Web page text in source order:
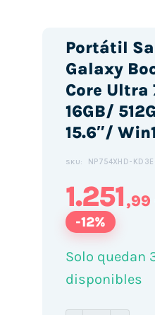
Portátil
Galaxy
Core Ultra
16GB/
15.6″/
SKU: NP754XHD-
1.251,99
-12%
Solo quedan
disponibles